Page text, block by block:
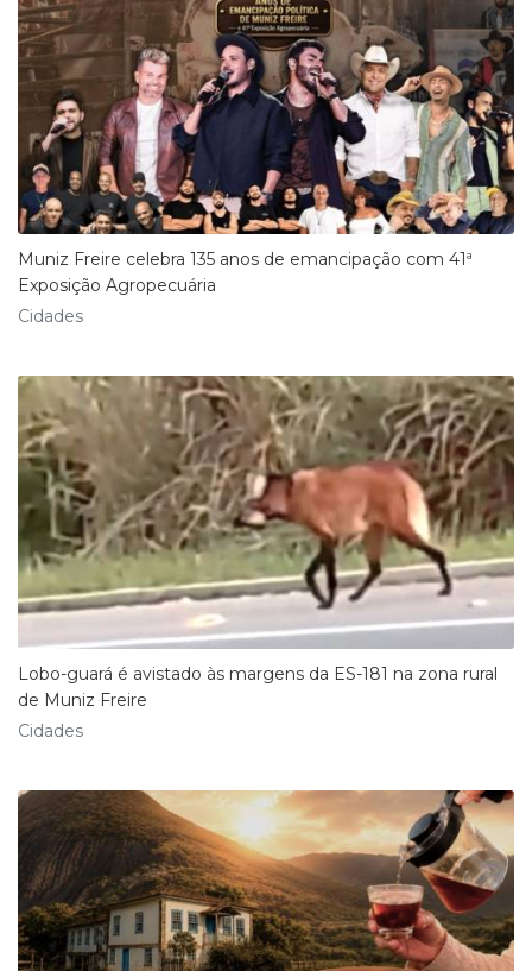
Muniz Freire celebra 135 anos de emancipação com 41ª
Exposição Agropecuária
Cidades
Lobo-guará é avistado às margens da ES-181 na zona rural
de Muniz Freire
Cidades